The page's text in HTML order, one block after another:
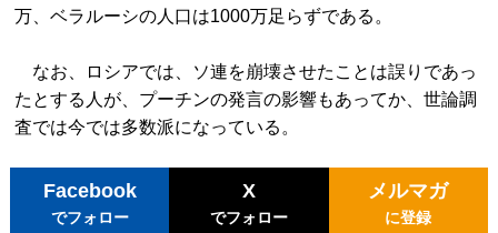
万、ベラルーシの人口は1000万足らずである。
なお、ロシアでは、ソ連を崩壊させたことは誤りであっ
たとする人が、プーチンの発言の影響もあってか、世論調
査では今では多数派になっている。
Facebook
でフォロー
X
でフォロー
メルマガ
に登録